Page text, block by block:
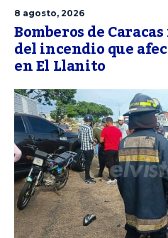
8 agosto, 2026
Bomberos de
del incendio que
en El Llanito